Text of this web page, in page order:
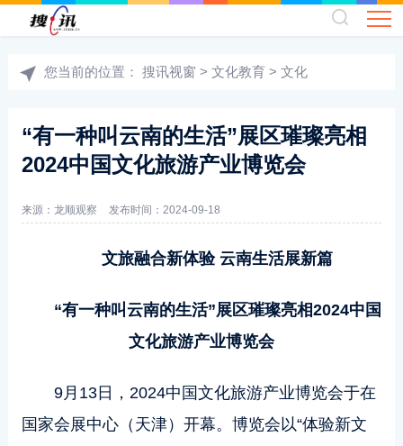
您当前的位置： 搜讯视窗 > 文化教育> 文化
“有一种叫云南的生活”展区璀璨亮相
2024中国文化旅游产业博览会
来源：龙顺观察 发布时间：2024-09-18
文旅融合新体验 云南生活展新篇
“有一种叫云南的生活”展区璀璨亮相2024中国
文化旅游产业博览会
9月13日，2024中国文化旅游产业博览会于在
国家会展中心（天津）开幕。博览会以“体验新文